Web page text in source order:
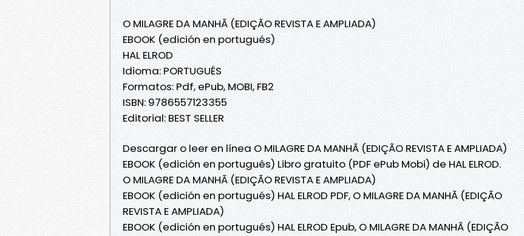
O MILAGRE DA MANHÃ (EDIÇÃO REVISTA E AMPLIADA)
EBOOK (edición en portugués)
HAL ELROD
Idioma: PORTUGUÉS
Formatos: Pdf, ePub, MOBI, FB2
ISBN: 9786557123355
Editorial: BEST SELLER
Descargar o leer en línea O MILAGRE DA MANHÃ (EDIÇÃO REVISTA E AMPLIADA)
EBOOK (edición en portugués) Libro gratuito (PDF ePub Mobi) de HAL ELROD.
O MILAGRE DA MANHÃ (EDIÇÃO REVISTA E AMPLIADA)
EBOOK (edición en portugués) HAL ELROD PDF, O MILAGRE DA MANHÃ (EDIÇÃO
REVISTA E AMPLIADA)
EBOOK (edición en portugués) HAL ELROD Epub, O MILAGRE DA MANHÃ (EDIÇÃO